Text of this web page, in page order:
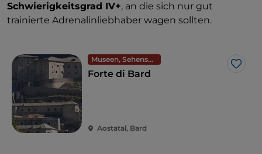
Schwierigkeitsgrad IV+, an die sich nur gut
trainierte Adrenalinliebhaber wagen sollten.
Museen, Sehenswürdigkeiten und Denkmäler
Like
Forte di Bard
Aostatal, Bard